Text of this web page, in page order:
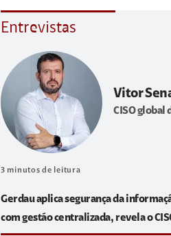
Entrevistas
Vitor
CISO global
3 minutos de leitura
Gerdau aplica segurança da
com gestão centralizada, revela o